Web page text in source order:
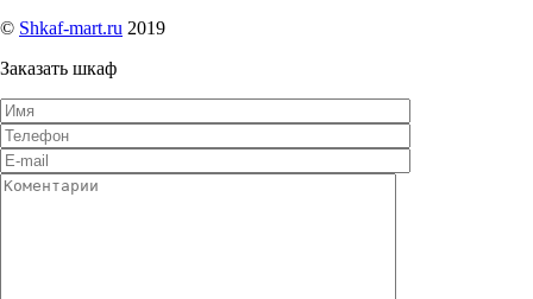
© Shkaf-mart.ru 2019
Заказать шкаф